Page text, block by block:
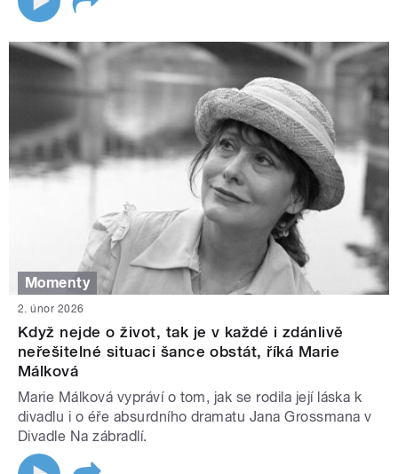
Momenty
2. únor 2026
Když nejde o život, tak je v každé i zdánlivě
neřešitelné situaci šance obstát, říká Marie
Málková
Marie Málková vypráví o tom, jak se rodila její láska k
divadlu i o éře absurdního dramatu Jana Grossmana v
Divadle Na zábradlí.